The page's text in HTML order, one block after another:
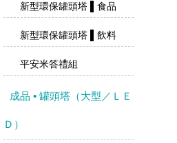
新型環保罐頭塔 ▌食品
新型環保罐頭塔 ▌飲料
平安米答禮組
成品 • 罐頭塔（大型／ＬＥ
Ｄ）